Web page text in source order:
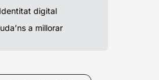
Identitat digital
a millorar